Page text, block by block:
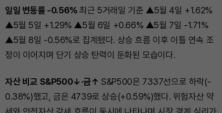
일일 변동률 -0.56%최근 5거래일 기준 ▲5월 4일 +1.62%
▲5월 5일 +1.29% ▲5월 6일 +0.66% ▲5월 7일 -1.71%
▲5월 8일 -0.56%로 집계됐다. 상승 흐름 이후 이틀 연속 조
정이 이어지며 단기 상승 탄력이 둔화된 모습이다.
자산 비교 S&P500↓·금↑S&P500은 7337선으로 하락(-
0.38%)했고, 금은 4739로 상승(+0.59%)했다. 위험자산 약